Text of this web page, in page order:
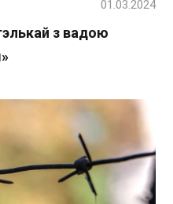
з вадою
01.03.2024